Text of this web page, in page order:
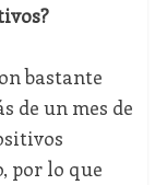
bastante
de un mes de
por lo que